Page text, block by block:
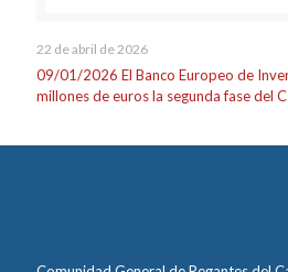
22 de abril de 2026
09/01/2026 El Banco Europeo de
millones de euros la segunda fase del